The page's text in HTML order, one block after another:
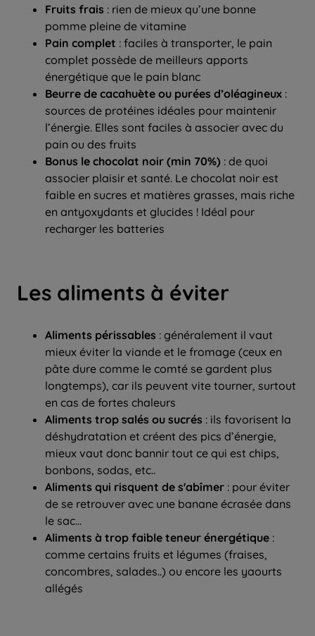
Fruits frais : rien de mieux qu’une bonne
pomme pleine de vitamine
Pain complet : faciles à transporter, le pain
complet possède de meilleurs apports
énergétique que le pain blanc
Beurre de cacahuète ou purées d’oléagineux :
sources de protéines idéales pour maintenir
l’énergie. Elles sont faciles à associer avec du
pain ou des fruits
Bonus le chocolat noir (min 70%) : de quoi
associer plaisir et santé. Le chocolat noir est
faible en sucres et matières grasses, mais riche
en antyoxydants et glucides ! Idéal pour
recharger les batteries
Les aliments à éviter
Aliments périssables : généralement il vaut
mieux éviter la viande et le fromage (ceux en
pâte dure comme le comté se gardent plus
longtemps), car ils peuvent vite tourner, surtout
en cas de fortes chaleurs
Aliments trop salés ou sucrés : ils favorisent la
déshydratation et créent des pics d’énergie,
mieux vaut donc bannir tout ce qui est chips,
bonbons, sodas, etc..
Aliments qui risquent de s'abîmer : pour éviter
de se retrouver avec une banane écrasée dans
le sac...
Aliments à trop faible teneur énergétique :
comme certains fruits et légumes (fraises,
concombres, salades..) ou encore les yaourts
allégés